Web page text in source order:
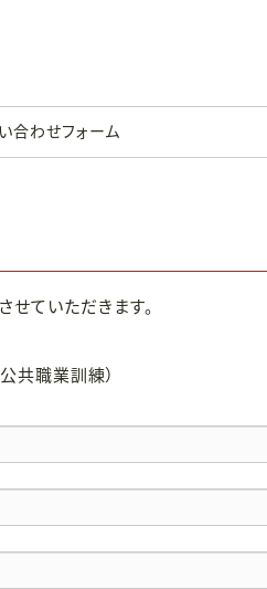
合わせフォーム
ていただきます。
共職業訓練）